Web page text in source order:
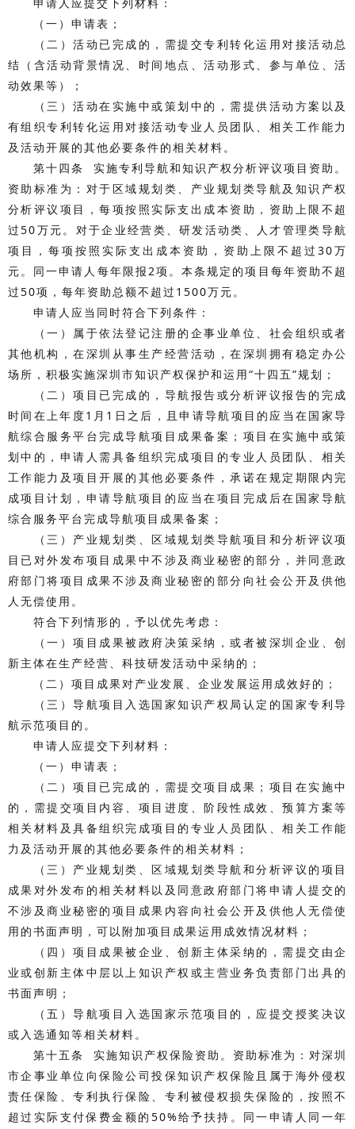
（一）申请表；
（二）活动已完成的，需提交专利转化运用对接活动总
结（含活动背景情况、时间地点、活动形式、参与单位、活
动效果等）；
（三）活动在实施中或策划中的，需提供活动方案以及
有组织专利转化运用对接活动专业人员团队、相关工作能力
及活动开展的其他必要条件的相关材料。
第十四条 实施专利导航和知识产权分析评议项目资助。
资助标准为：对于区域规划类、产业规划类导航及知识产权
分析评议项目，每项按照实际支出成本资助，资助上限不超
过50万元。对于企业经营类、研发活动类、人才管理类导航
项目，每项按照实际支出成本资助，资助上限不超过30万
元。同一申请人每年限报2项。本条规定的项目每年资助不超
过50项，每年资助总额不超过1500万元。
申请人应当同时符合下列条件：
（一）属于依法登记注册的企事业单位、社会组织或者
其他机构，在深圳从事生产经营活动，在深圳拥有稳定办公
场所，积极实施深圳市知识产权保护和运用“十四五”规划；
（二）项目已完成的，导航报告或分析评议报告的完成
时间在上年度1月1日之后，且申请导航项目的应当在国家导
航综合服务平台完成导航项目成果备案；项目在实施中或策
划中的，申请人需具备组织完成项目的专业人员团队、相关
工作能力及项目开展的其他必要条件，承诺在规定期限内完
成项目计划，申请导航项目的应当在项目完成后在国家导航
综合服务平台完成导航项目成果备案；
（三）产业规划类、区域规划类导航项目和分析评议项
目已对外发布项目成果中不涉及商业秘密的部分，并同意政
府部门将项目成果不涉及商业秘密的部分向社会公开及供他
人无偿使用。
符合下列情形的，予以优先考虑：
（一）项目成果被政府决策采纳，或者被深圳企业、创
新主体在生产经营、科技研发活动中采纳的；
（二）项目成果对产业发展、企业发展运用成效好的；
（三）导航项目入选国家知识产权局认定的国家专利导
航示范项目的。
申请人应提交下列材料：
（一）申请表；
（二）项目已完成的，需提交项目成果；项目在实施中
的，需提交项目内容、项目进度、阶段性成效、预算方案等
相关材料及具备组织完成项目的专业人员团队、相关工作能
力及活动开展的其他必要条件的相关材料；
（三）产业规划类、区域规划类导航和分析评议的项目
成果对外发布的相关材料以及同意政府部门将申请人提交的
不涉及商业秘密的项目成果内容向社会公开及供他人无偿使
用的书面声明，可以附加项目成果运用成效情况材料；
（四）项目成果被企业、创新主体采纳的，需提交由企
业或创新主体中层以上知识产权或主营业务负责部门出具的
书面声明；
（五）导航项目入选国家示范项目的，应提交授奖决议
或入选通知等相关材料。
第十五条 实施知识产权保险资助。资助标准为：对深圳
市企事业单位向保险公司投保知识产权保险且属于海外侵权
责任保险、专利执行保险、专利被侵权损失保险的，按照不
超过实际支付保费金额的50%给予扶持。同一申请人同一年